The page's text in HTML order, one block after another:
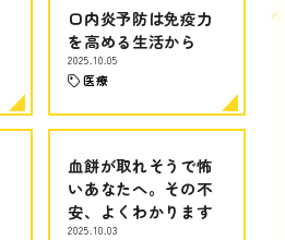
口内炎予防は免疫力
を高める生活から
2025.10.05
医療
血餅が取れそうで怖
いあなたへ。その不
安、よくわかります
2025.10.03